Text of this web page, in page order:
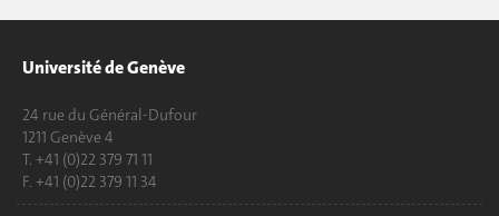
Université de Genève
24 rue du Général-Dufour
1211 Genève 4
T. +41 (0)22 379 71 11
F. +41 (0)22 379 11 34